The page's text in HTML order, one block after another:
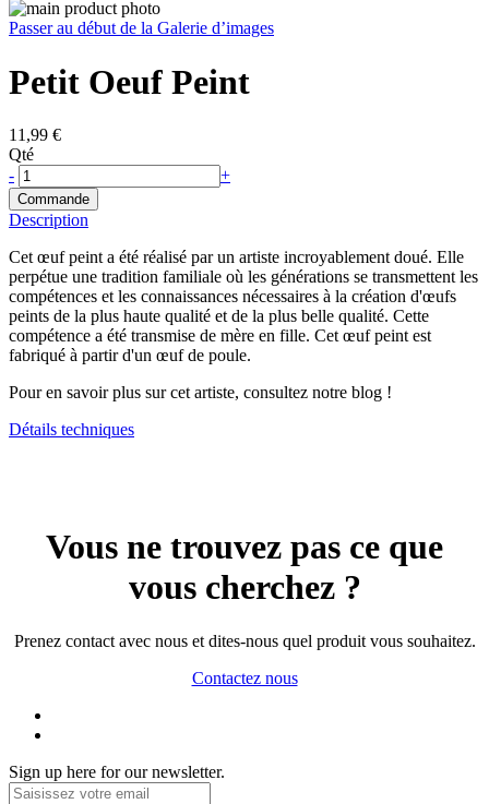
Passer au début de la Galerie d’images
Petit Oeuf Peint
11,99 €
Qté
-
+
Commande
Description
Cet œuf peint a été réalisé par un artiste incroyablement doué. Elle
perpétue une tradition familiale où les générations se transmettent les
compétences et les connaissances nécessaires à la création d'œufs
peints de la plus haute qualité et de la plus belle qualité. Cette
compétence a été transmise de mère en fille. Cet œuf peint est
fabriqué à partir d'un œuf de poule.
Pour en savoir plus sur cet artiste, consultez notre blog !
Détails techniques
Vous ne trouvez pas ce que
vous cherchez ?
Prenez contact avec nous et dites-nous quel produit vous souhaitez.
Contactez nous
Sign up here for our newsletter.